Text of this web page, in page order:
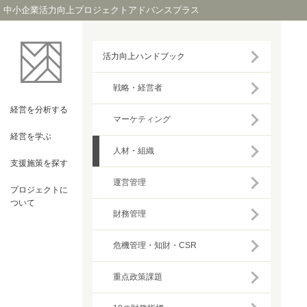
中小企業活力向上プロジェクトアドバンスプラス
経営を分析する
経営を学ぶ
支援施策を探す
プロジェクト に
ついて
活力向上ハンドブック
戦略・経営者
マーケティング
人材・組織
運営管理
財務管理
危機管理・知財・CSR
重点政策課題